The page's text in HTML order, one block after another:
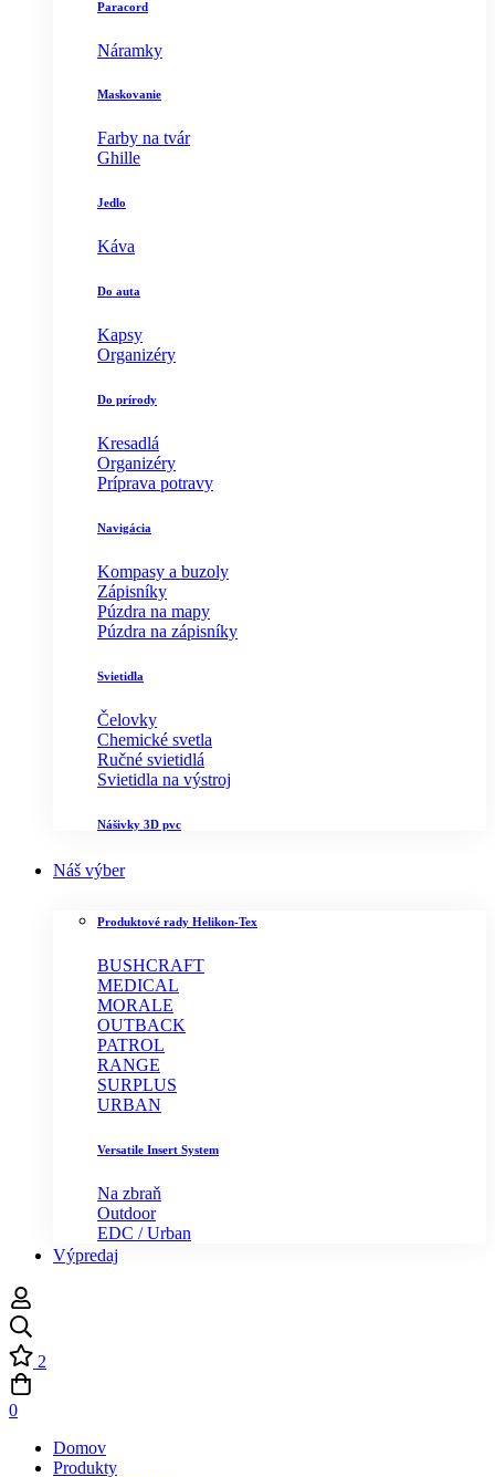
Paracord
Náramky
Maskovanie
Farby na tvár
Ghille
Jedlo
Káva
Do auta
Kapsy
Organizéry
Do prírody
Kresadlá
Organizéry
Príprava potravy
Navigácia
Kompasy a buzoly
Zápisníky
Púzdra na mapy
Púzdra na zápisníky
Svietidla
Čelovky
Chemické svetla
Ručné svietidlá
Svietidla na výstroj
Nášivky 3D pvc
Náš výber
Produktové rady Helikon-Tex
BUSHCRAFT
MEDICAL
MORALE
OUTBACK
PATROL
RANGE
SURPLUS
URBAN
Versatile Insert System
Na zbraň
Outdoor
EDC / Urban
Výpredaj
2
0
Domov
Produkty